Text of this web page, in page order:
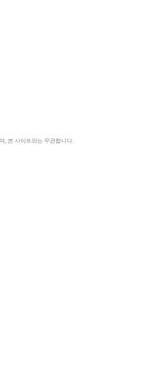
, 본 사이트와는 무관합니다.